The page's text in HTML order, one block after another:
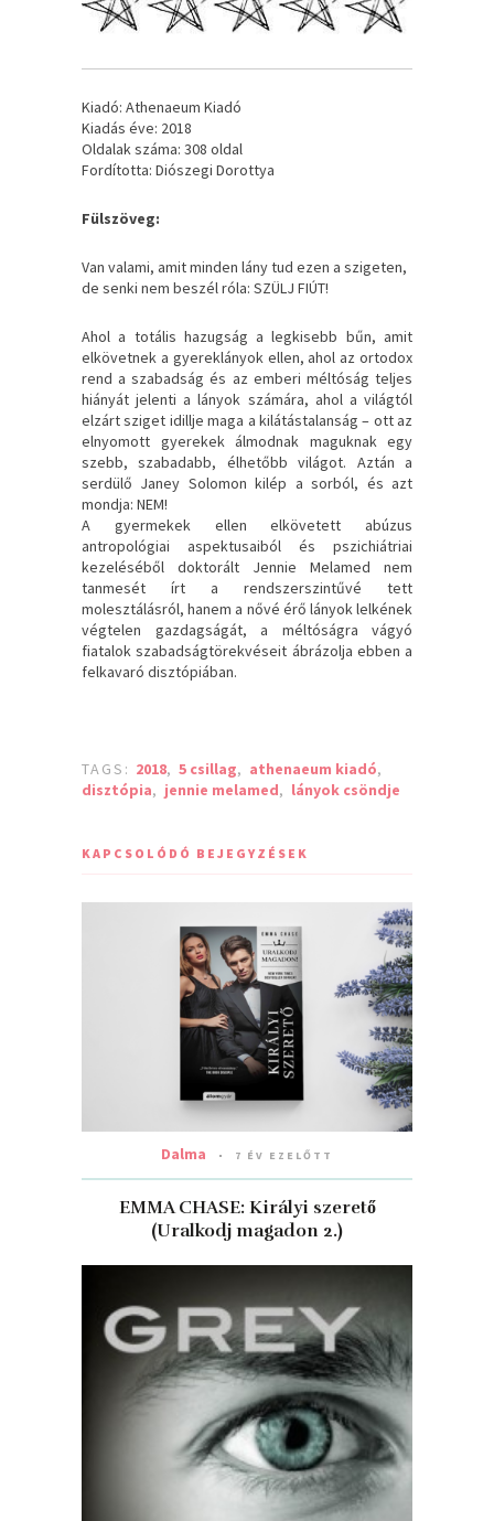
Kiadó: Athenaeum Kiadó
Kiadás éve: 2018
Oldalak száma: 308 oldal
Fordította: Diószegi Dorottya
Fülszöveg:
Van valami, amit minden lány tud ezen a szigeten,
de senki nem beszél róla: SZÜLJ FIÚT!
Ahol a totális hazugság a legkisebb bűn, amit
elkövetnek a gyereklányok ellen, ahol az ortodox
rend a szabadság és az emberi méltóság teljes
hiányát jelenti a lányok számára, ahol a világtól
elzárt sziget idillje maga a kilátástalanság – ott az
elnyomott gyerekek álmodnak maguknak egy
szebb, szabadabb, élhetőbb világot. Aztán a
serdülő Janey Solomon kilép a sorból, és azt
mondja: NEM!
A gyermekek ellen elkövetett abúzus
antropológiai aspektusaiból és pszichiátriai
kezeléséből doktorált Jennie Melamed nem
tanmesét írt a rendszerszintűvé tett
molesztálásról, hanem a nővé érő lányok lelkének
végtelen gazdagságát, a méltóságra vágyó
fiatalok szabadságtörekvéseit ábrázolja ebben a
felkavaró disztópiában.
TAGS: 2018, 5 csillag, athenaeum kiadó,
disztópia, jennie melamed, lányok csöndje
KAPCSOLÓDÓ BEJEGYZÉSEK
Dalma 7 ÉV EZELŐTT
EMMA CHASE: Királyi ​szerető
(Uralkodj magadon 2.)